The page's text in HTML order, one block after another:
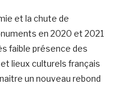
et la chute de
en 2020 et 2021
faible présence des
lieux culturels français
un nouveau rebond